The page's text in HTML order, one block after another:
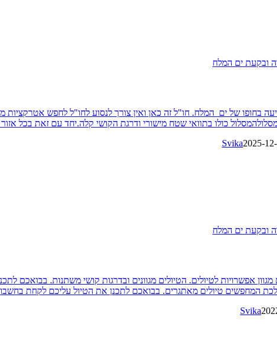
ובקעת ים המלח
בחופו של ים המלח. חו"ל זה כאן ואין צורך לנסוע לחו"ל לחפש
כולו בתוואי שטח מישורי ודרגת הקושי קלה.יחד עם זאת בכל
Svika2025-
ובקעת ים המלח
אפשרויות לטיולים. הטיולים מגוונים ובדרגות קושי משתנות.
המחפשים טיולים מאתגרים. בבואכם לתכנן את הטיול עליכם לקחת בחשבון
Svika